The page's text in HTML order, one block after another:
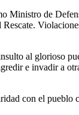
Ministro de
al glorioso
e invadir a
con el pueblo